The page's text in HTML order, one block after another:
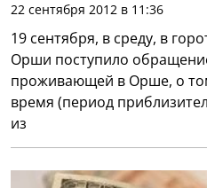
22 сентября 2012 в 11:36
19 сентября, в среду, в
Орши поступило
проживающей в Орше, о
время (период
из